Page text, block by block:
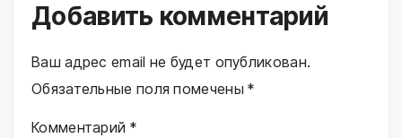
Добавить комментарий
Ваш адрес email не будет опубликован.
Обязательные поля помечены*
Комментарий *